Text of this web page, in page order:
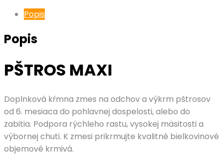
Popis
Popis
PŠTROS MAXI
Doplnková kŕmna zmes na odchov a výkrm pštrosov
od 6. mesiaca do pohlavnej dospelosti, alebo do
zabitia. Podpora rýchleho rastu, vysokej mäsitosti a
výbornej chuti. K zmesi prikrmujte kvalitné bielkovinové
objemové krmivá.